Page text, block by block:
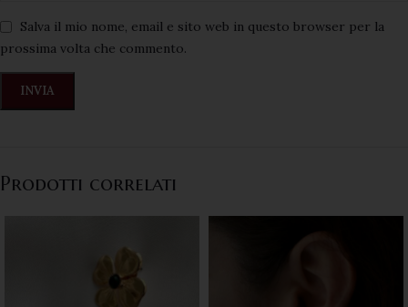
Salva il mio nome, email e sito web in questo browser per la
prossima volta che commento.
Prodotti correlati